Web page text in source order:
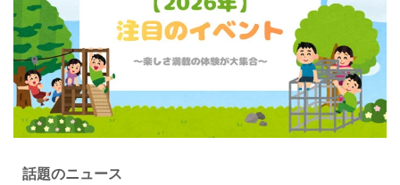
話題のニュース